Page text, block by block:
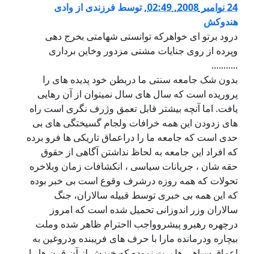
24 نوامبر 2008, 02:49 ,توسط فرزندی از وادی
هندوکش
درود برتو ای خواهرکه توانستی شهامتی بخرج دهی
وپرده از روی جنایات مشتی مزدور وخاین برداری
...........
بدون شک جامعه سنتی ما دربطن خود پدیده های را
پروریده است که سال های سال نمیتوان از آن رهایی
یافت. اما آنچه بیشتر قابل تعمق وژرف نگری است راه
های زدودن این همه خرافات ولجام گسیختگی های بی
حدی است که جامعه ما را دراعماق تاریکی ها فرو برده
که افراد این جامعه به لحاظ نداشتن آگاهی از حقوق
حقه شان ، جریانات سیاسی ، انکشافات زمان وبلاخره
تحولات که همه روزه درشرف وقوع است بی خبر بوده
که این همه بی خبری توسط قبیله سالاران، جنگ
سالاران وزر اندوزانی تحمیل شده است که امروز
درچهره رهبرو پیشروواجب ااحترام ظاهر شده وملت
بیچاره ودرمانده مارا با حرف های فریبنده ودروغین به